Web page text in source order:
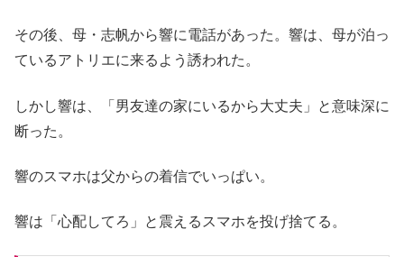
その後、母・志帆から響に電話があった。響は、母が泊っ
ているアトリエに来るよう誘われた。
しかし響は、「男友達の家にいるから大丈夫」と意味深に
断った。
響のスマホは父からの着信でいっぱい。
響は「心配してろ」と震えるスマホを投げ捨てる。